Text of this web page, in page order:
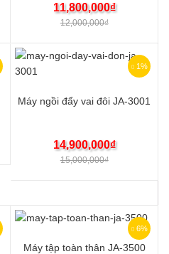
12,000,000₫
11,800,000₫
1%
Máy ngồi đẩy vai đôi JA-3001
15,000,000₫
14,900,000₫
6%
Máy tập toàn thân JA-3500